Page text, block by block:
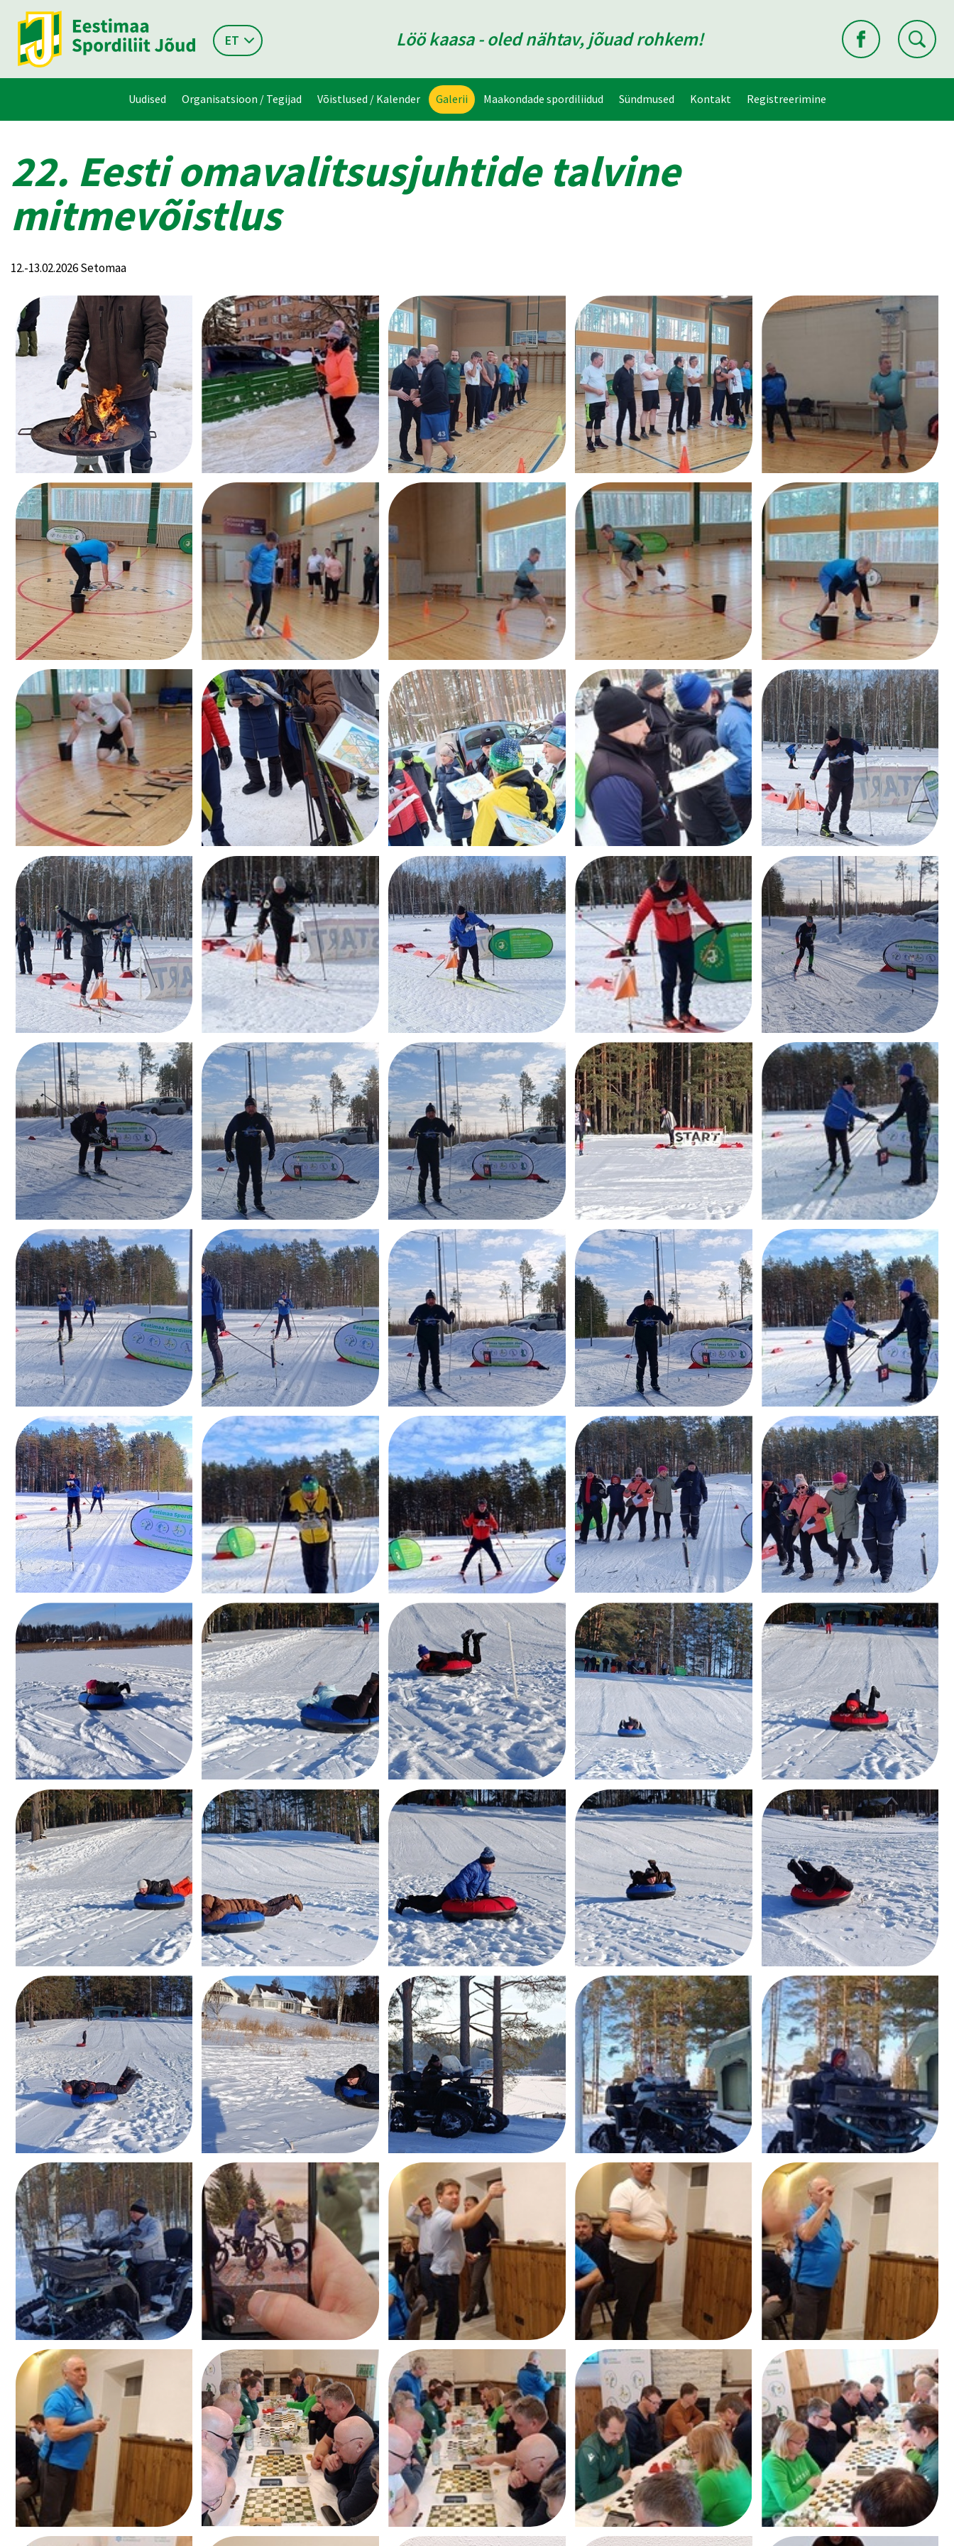
ET Löö kaasa - oled nähtav, jõuad rohkem!
Uudised Organisatsioon / Tegijad Võistlused / Kalender Galerii Maakondade spordiliidud Sündmused Kontakt Registreerimine
22. Eesti omavalitsusjuhtide talvine
mitmevõistlus
12.-13.02.2026 Setomaa